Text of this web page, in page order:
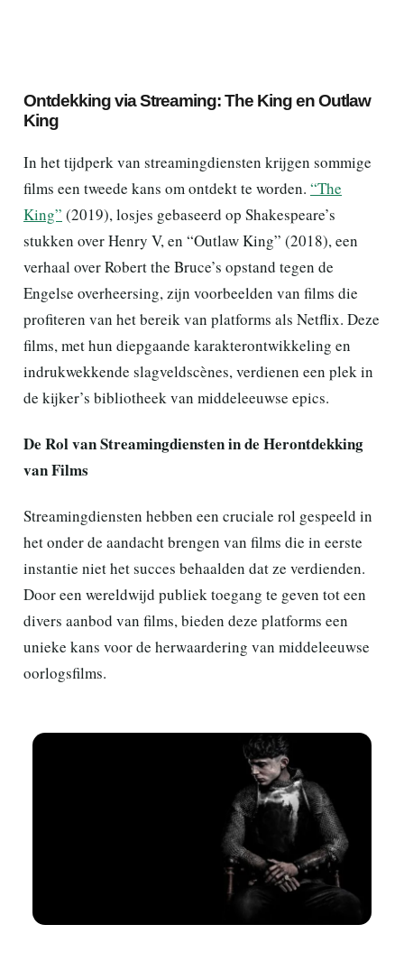
Ontdekking via Streaming: The King en Outlaw
King
In het tijdperk van streamingdiensten krijgen sommige
films een tweede kans om ontdekt te worden. “The
King” (2019), losjes gebaseerd op Shakespeare’s
stukken over Henry V, en “Outlaw King” (2018), een
verhaal over Robert the Bruce’s opstand tegen de
Engelse overheersing, zijn voorbeelden van films die
profiteren van het bereik van platforms als Netflix. Deze
films, met hun diepgaande karakterontwikkeling en
indrukwekkende slagveldscènes, verdienen een plek in
de kijker’s bibliotheek van middeleeuwse epics.
De Rol van Streamingdiensten in de Herontdekking
van Films
Streamingdiensten hebben een cruciale rol gespeeld in
het onder de aandacht brengen van films die in eerste
instantie niet het succes behaalden dat ze verdienden.
Door een wereldwijd publiek toegang te geven tot een
divers aanbod van films, bieden deze platforms een
unieke kans voor de herwaardering van middeleeuwse
oorlogsfilms.